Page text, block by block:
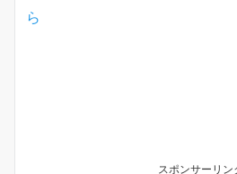
ら
スポンサーリン